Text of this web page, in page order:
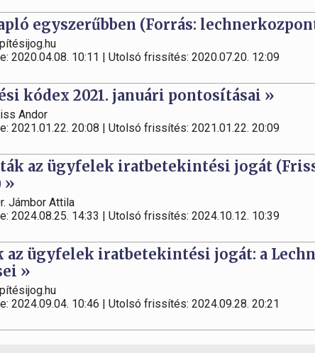
egyszerűbben (Forrás:
2020.04.08. 10:11 | Utolsó frissítés: 2020.07.20. 12:09
kódex 2021. januári pontosításai »
Andor
2021.01.22. 20:08 | Utolsó frissítés: 2021.01.22. 20:09
az ügyfelek iratbetekintési jogát
»
Jámbor Attila
2024.08.25. 14:33 | Utolsó frissítés: 2024.10.12. 10:39
az ügyfelek iratbetekintési jogát: a
»
2024.09.04. 10:46 | Utolsó frissítés: 2024.09.28. 20:21